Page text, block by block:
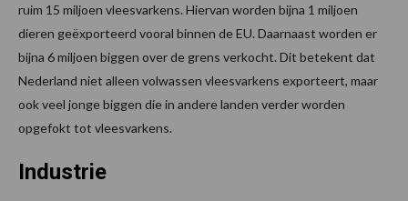
ruim 15 miljoen vleesvarkens. Hiervan worden bijna 1 miljoen
dieren geëxporteerd vooral binnen de EU. Daarnaast worden er
bijna 6 miljoen biggen over de grens verkocht. Dit betekent dat
Nederland niet alleen volwassen vleesvarkens exporteert, maar
ook veel jonge biggen die in andere landen verder worden
opgefokt tot vleesvarkens.
Industrie